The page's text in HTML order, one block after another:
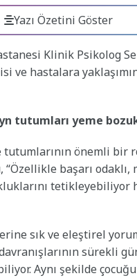
Yazı Özetini Göster
Klinik Psikolog
ve hastalara
tutumları yeme
tutumlarının önemli bir
başarı
sık ve eleştirel
sürekli
Aynı şekilde